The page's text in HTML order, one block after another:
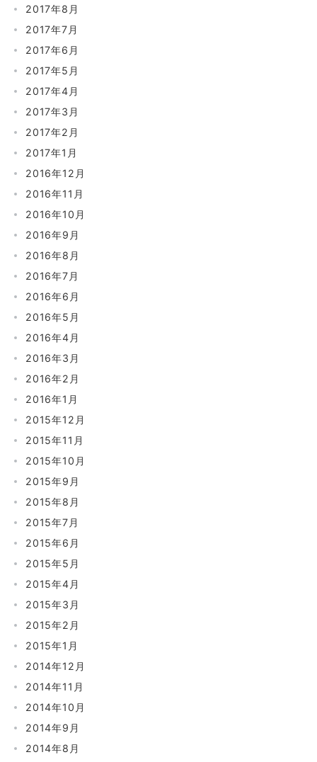
2017年8月
2017年7月
2017年6月
2017年5月
2017年4月
2017年3月
2017年2月
2017年1月
2016年12月
2016年11月
2016年10月
2016年9月
2016年8月
2016年7月
2016年6月
2016年5月
2016年4月
2016年3月
2016年2月
2016年1月
2015年12月
2015年11月
2015年10月
2015年9月
2015年8月
2015年7月
2015年6月
2015年5月
2015年4月
2015年3月
2015年2月
2015年1月
2014年12月
2014年11月
2014年10月
2014年9月
2014年8月